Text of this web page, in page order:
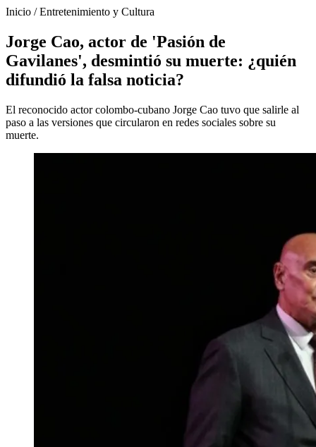
Inicio /Entretenimiento y Cultura
Jorge Cao, actor de 'Pasión de
Gavilanes', desmintió su muerte: ¿quién
difundió la falsa noticia?
El reconocido actor colombo-cubano Jorge Cao tuvo que salirle al
paso a las versiones que circularon en redes sociales sobre su
muerte.